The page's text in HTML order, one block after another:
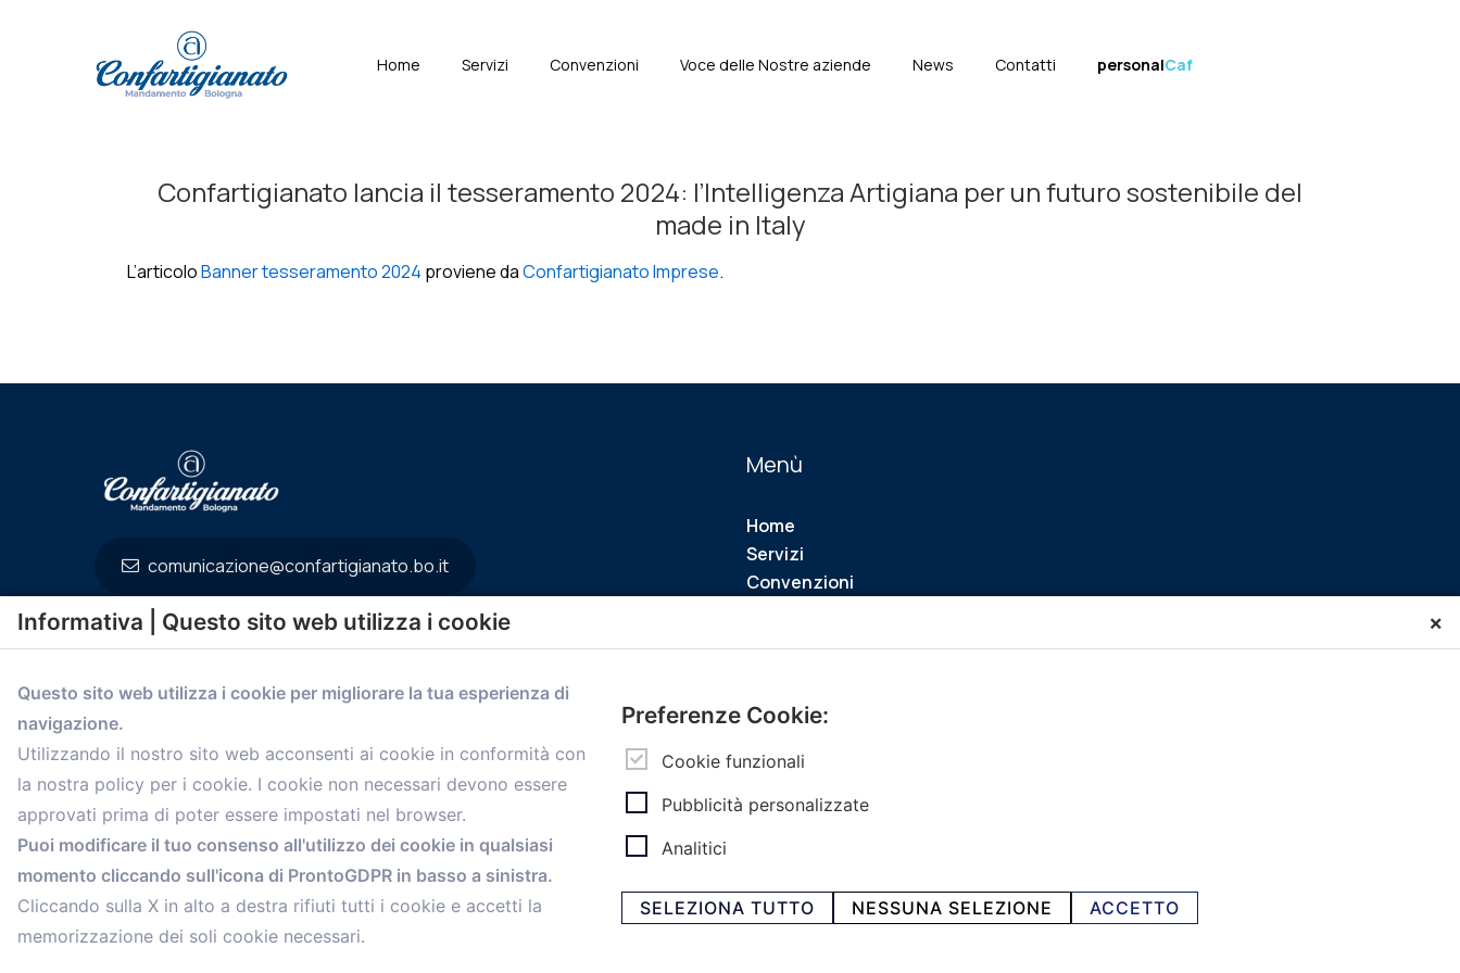
Menù
Home Servizi Convenzioni Voce delle Nostre aziende News Contatti personalCaf
Confartigianato lancia il tesseramento 2024: l’Intelligenza Artigiana per un futuro sostenibile del
made in Italy
L’articoloBanner tesseramento 2024 proviene daConfartigianato Imprese.
comunicazione@confartigianato.bo.it
Menù
Home
Servizi
Convenzioni
personalCaf
© 2021 Confartigianato Imprese Mandamento Bologna - Via Papini, 18 - 40128 Bologna - Italy
Tel.051 4222150 - Fax 051 6414942 - C.F. 00329130371 -Privacy e Cookie
Informativa | Questo sito web utilizza i cookie ×
Questo sito web utilizza i cookie per migliorare la tua esperienza di
navigazione.
Utilizzando il nostro sito web acconsenti ai cookie in conformità con
la nostra policy per i cookie. I cookie non necessari devono essere
approvati prima di poter essere impostati nel browser.
Puoi modificare il tuo consenso all'utilizzo dei cookie in qualsiasi
momento cliccando sull'icona di ProntoGDPR in basso a sinistra.
Cliccando sulla X in alto a destra rifiuti tutti i cookie e accetti la
memorizzazione dei soli cookie necessari.
Preferenze Cookie:
Cookie funzionali
Pubblicità personalizzate
Analitici
SELEZIONA TUTTO NESSUNA SELEZIONE ACCETTO